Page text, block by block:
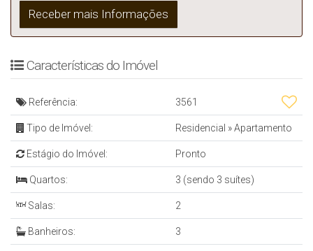
Características do Imóvel
Referência: 3561
Tipo de Imóvel: Residencial »Apartamento
Estágio do Imóvel: Pronto
Quartos: 3 (sendo 3 suítes)
Salas: 2
Banheiros: 3